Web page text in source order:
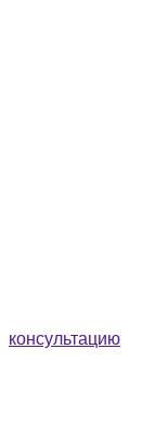
консультацию